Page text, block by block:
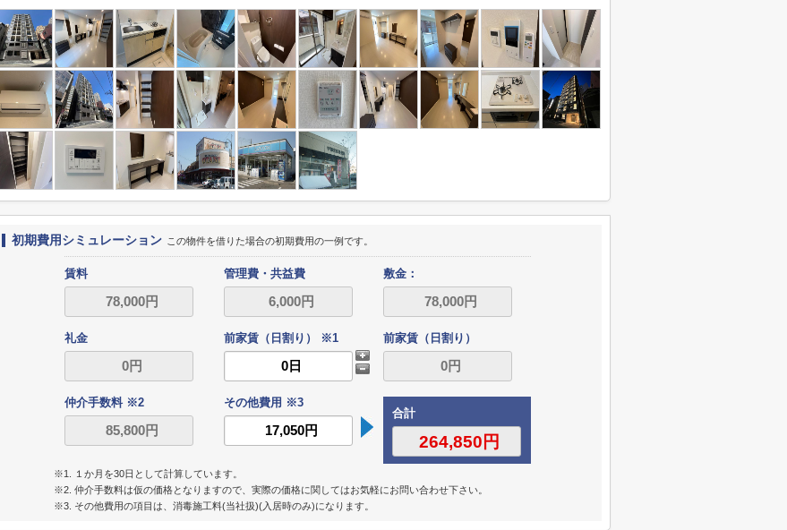
初期費用シミュレーション この物件を借りた場合の初期費用の一例です。
賃料 管理費・共益費 敷金：
礼金 前家賃（日割り） ※1 前家賃（日割り）
仲介手数料 ※2
その他費用 ※3
合計
※1. １か月を30日として計算しています。
※2. 仲介手数料は仮の価格となりますので、実際の価格に関してはお気軽にお問い合わせ下さい。
※3. その他費用の項目は、消毒施工料(当社扱)(入居時のみ)になります。